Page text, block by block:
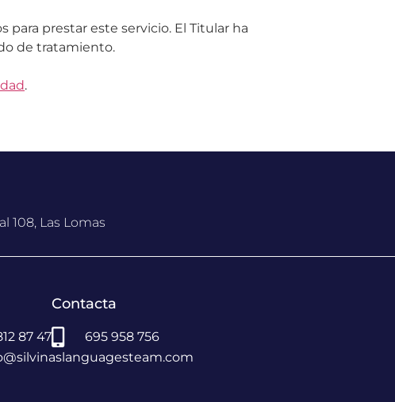
para prestar este servicio. El Titular ha
de tratamiento.
.
108, Las Lomas
Contacta
87 47
695 958 756